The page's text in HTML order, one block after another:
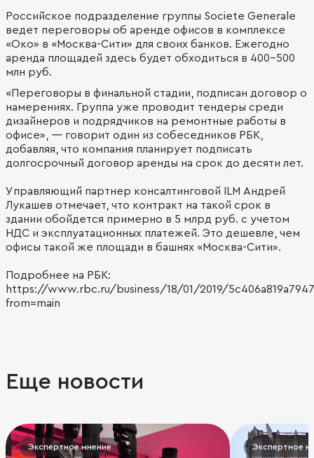
Российское подразделение группы Societe Generale
ведет переговоры об аренде офисов в комплексе
«Око» в «Москва-Сити» для своих банков. Ежегодно
аренда площадей здесь будет обходиться в 400–500
млн руб.
«Переговоры в финальной стадии, подписан договор о
намерениях. Группа уже проводит тендеры среди
дизайнеров и подрядчиков на ремонтные работы в
офисе», — говорит один из собеседников РБК,
добавляя, что компания планирует подписать
долгосрочный договор аренды на срок до десяти лет.
Управляющий партнер консалтинговой ILM Андрей
Лукашев отмечает, что контракт на такой срок в
здании обойдется примерно в 5 млрд руб. с учетом
НДС и эксплуатационных платежей. Это дешевле, чем
офисы такой же площади в башнях «Москва-Сити».
Подробнее на РБК:
https://www.rbc.ru/business/18/01/2019/
from=main
Еще новости
Экспертное мнение Экспертное